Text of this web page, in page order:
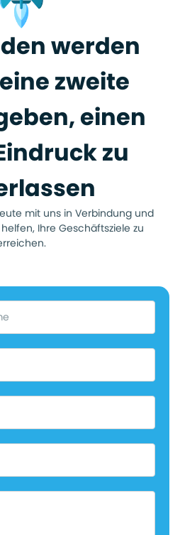
werden
zweite
einen
zu
mit uns in Verbindung und
Ihre Geschäftsziele zu